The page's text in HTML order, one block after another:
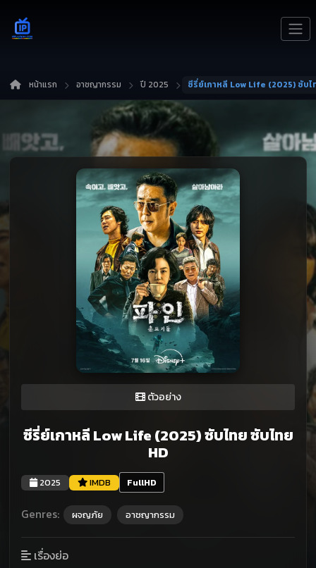
หน้าแรก อาชญากรรม ปี 2025
ตัวอย่าง
ซีรี่ย์เกาหลี Low Life (2025) ซับไทย ซับไทย
HD
2025 IMDB FullHD
Genres: ผจญภัย อาชญากรรม
เรื่องย่อ